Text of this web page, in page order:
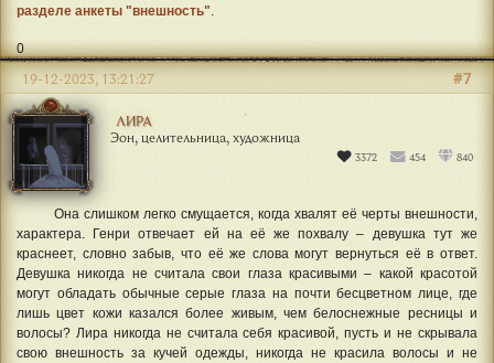
разделе анкеты "внешность"
0
ЛИРА
Эон, целительница, художница
3372 454 840
#7
19-12-2023, 13:21:27
Она слишком легко смущается, когда хвалят её черты внешности,
характера. Генри отвечает ей на её же похвалу – девушка тут же
краснеет, словно забыв, что её же слова могут вернуться её в ответ.
Девушка никогда не считала свои глаза красивыми – какой красотой
могут обладать обычные серые глаза на почти бесцветном лице, где
лишь цвет кожи казался более живым, чем белоснежные ресницы и
волосы? Лира никогда не считала себя красивой, пусть и не скрывала
свою внешность за кучей одежды, никогда не красила волосы и не